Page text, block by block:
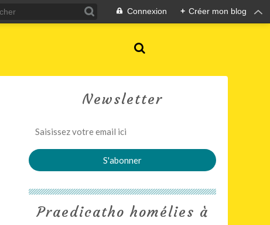
Connexion + Créer mon blog
Newsletter
Praedicatho homélies à